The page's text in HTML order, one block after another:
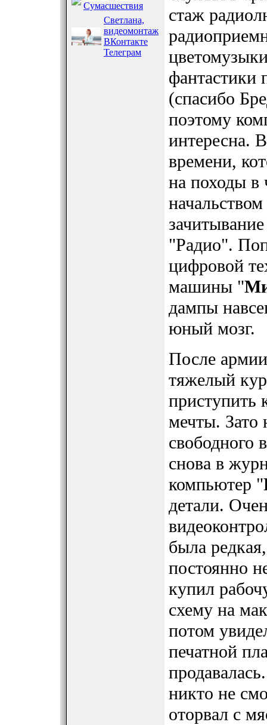
Сумасшествия
Светлана,
видеомонтаж
ВКонтакте
Телеграм
стаж
(спасибо
поэтому
интересна.
времени,
на походы в
"Радио".
цифровой
машины "
дампы
юный мозг.
После
тяжелый
приступить
мечты. Зато
свободного
снова в
компьютер "
детали.
была
постоянно
купил
схему на
потом
печатной
никто не
оторвал с